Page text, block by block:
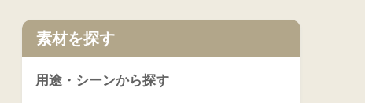
素材を探す
用途・シーンから探す